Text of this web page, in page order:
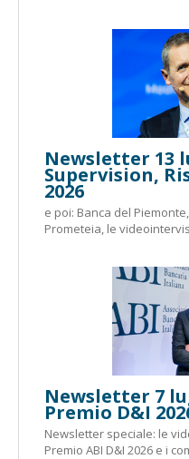
Newsletter 13
Supervision,
2026
e poi: Banca del Piemonte,
Prometeia, le
Newsletter 7
Premio D&I
Newsletter speciale: le
Premio ABI D&I 2026 e i